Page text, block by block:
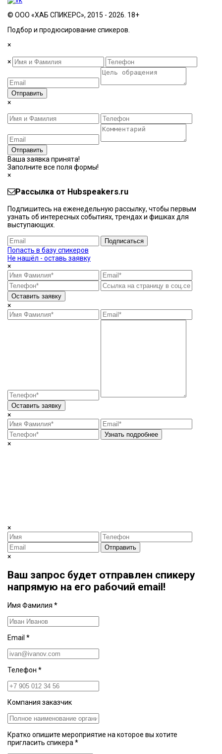
© ООО «ХАБ СПИКЕРС», 2015 - 2026. 18+
Подбор и продюсирование спикеров.
×
×
Отправить
×
Отправить
Ваша заявка принята!
Заполните все поля формы!
×
Рассылка от Hubspeakers.ru
Подпишитесь на еженедельную рассылку, чтобы первым
узнать об интересных событиях, трендах и фишках ​для
выступающих.
Подписаться
Попасть в базу спикеров
Не нашёл - оставь заявку
×
Оставить заявку
×
Оставить заявку
×
Узнать подробнее
×
×
Отправить
×
Ваш запрос будет отправлен спикеру
напрямую на его рабочий email!
Имя Фамилия *
Email *
Телефон *
Компания заказчик
Кратко опишите мероприятие на которое вы хотите
пригласить спикера*